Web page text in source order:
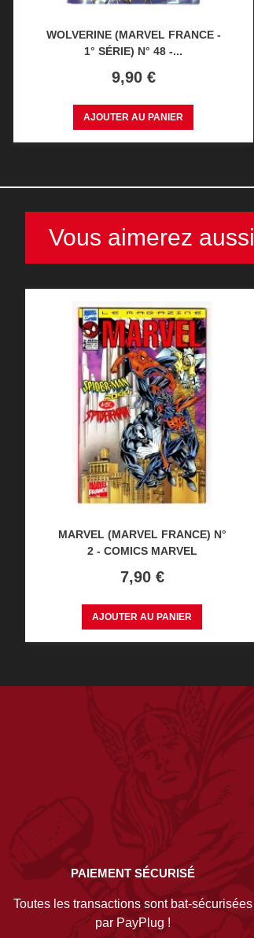
WOLVERINE (MARVEL FRANCE -
1° SÉRIE) N° 48 -...
Prix
9,90 €
AJOUTER AU PANIER
Vous aimerez aussi
MARVEL (MARVEL FRANCE) N°
2 - COMICS MARVEL
Prix
7,90 €
AJOUTER AU PANIER
PAIEMENT SÉCURISÉ
Toutes les transactions sont bat-sécurisées
par PayPlug !